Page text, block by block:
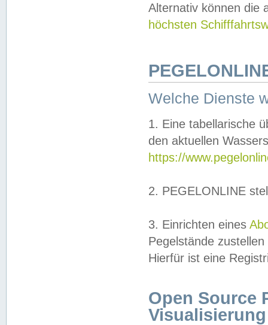
Alternativ können die
höchsten
Welche Dienste
1. Eine tabellarische
den aktuellen
https://
2. PEGELONLINE
3. Einrichten eines
Pegelstände
Hierfür ist eine
Open Source
Visualisierung